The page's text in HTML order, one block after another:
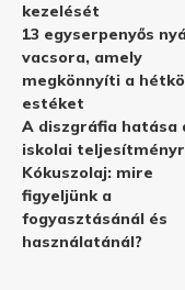
kezelését
13 egyserpenyős
vacsora, amely
megkönnyíti a
estéket
A diszgráfia hatása
iskolai
Kókuszolaj: mire
figyeljünk a
fogyasztásánál és
használatánál?